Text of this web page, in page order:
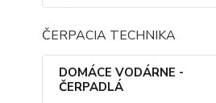
ČERPACIA TECHNIKA
DOMÁCE VODÁRNE -
ČERPADLÁ